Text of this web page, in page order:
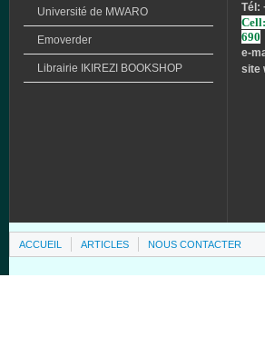
Université de MWARO
Emoverder
Librairie IKIREZI BOOKSHOP
Tél :
690
e-
site
ACCUEIL ARTICLES NOUS CONTACTER